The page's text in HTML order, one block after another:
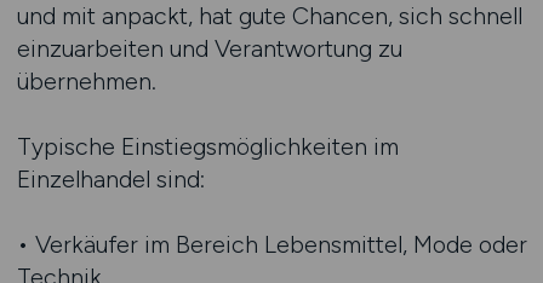
und mit anpackt, hat gute Chancen, sich schnell
einzuarbeiten und Verantwortung zu
übernehmen.
Typische Einstiegsmöglichkeiten im
Einzelhandel sind:
• Verkäufer im Bereich Lebensmittel, Mode oder
Technik